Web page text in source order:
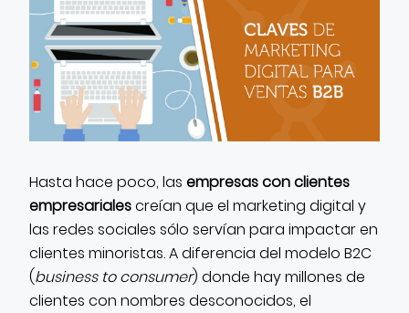
Hasta hace poco, las empresas con clientes
empresarialescreían que el marketing digital y
las redes sociales sólo servían para impactar en
clientes minoristas. A diferencia del modelo B2C
(business to consumer) donde hay millones de
clientes con nombres desconocidos, el